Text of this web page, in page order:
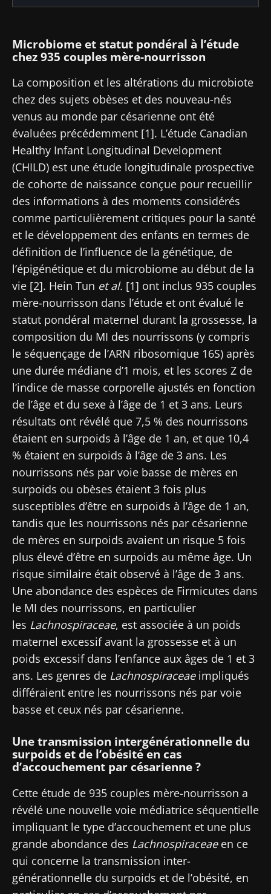
Microbiome et statut pondéral à l’étude
chez 935 couples mère-nourrisson
La composition et les altérations du microbiote
chez des sujets obèses et des nouveau-nés
venus au monde par césarienne ont été
évaluées précédemment [1]. L’étude Canadian
Healthy Infant Longitudinal Development
(CHILD) est une étude longitudinale prospective
de cohorte de naissance conçue pour recueillir
des informations à des moments considérés
comme particulièrement critiques pour la santé
et le développement des enfants en termes de
définition de l’influence de la génétique, de
l’épigénétique et du microbiome au début de la
vie [2]. Hein Tun et al. [1] ont inclus 935 couples
mère-nourrisson dans l’étude et ont évalué le
statut pondéral maternel durant la grossesse, la
composition du MI des nourrissons (y compris
le séquençage de l’ARN ribosomique 16S) après
une durée médiane d’1 mois, et les scores Z de
l’indice de masse corporelle ajustés en fonction
de l’âge et du sexe à l’âge de 1 et 3 ans. Leurs
résultats ont révélé que 7,5 % des nourrissons
étaient en surpoids à l’âge de 1 an, et que 10,4
% étaient en surpoids à l’âge de 3 ans. Les
nourrissons nés par voie basse de mères en
surpoids ou obèses étaient 3 fois plus
susceptibles d’être en surpoids à l’âge de 1 an,
tandis que les nourrissons nés par césarienne
de mères en surpoids avaient un risque 5 fois
plus élevé d’être en surpoids au même âge. Un
risque similaire était observé à l’âge de 3 ans.
Une abondance des espèces de Firmicutes dans
le MI des nourrissons, en particulier
les Lachnospiraceae, est associée à un poids
maternel excessif avant la grossesse et à un
poids excessif dans l’enfance aux âges de 1 et 3
ans. Les genres de Lachnospiraceaeimpliqués
différaient entre les nourrissons nés par voie
basse et ceux nés par césarienne.
Une transmission intergénérationnelle du
surpoids et de l’obésité en cas
d’accouchement par césarienne ?
Cette étude de 935 couples mère-nourrisson a
révélé une nouvelle voie médiatrice séquentielle
impliquant le type d’accouchement et une plus
grande abondance des Lachnospiraceaeen ce
qui concerne la transmission inter-
générationnelle du surpoids et de l’obésité, en
Ne partez pas si vite !